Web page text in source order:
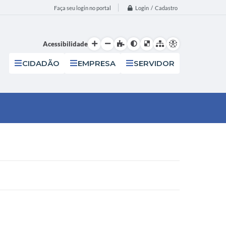
Faça seu login no portal Login / Cadastro
Acessibilidade
CIDADÃO EMPRESA SERVIDOR